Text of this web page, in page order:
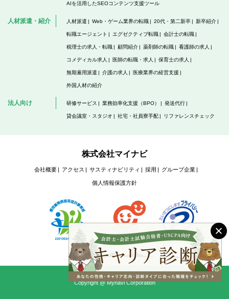
AIを活用したSEOコンテンツ支援ツール
人材派遣・紹介 人材派遣 Web・ゲーム業界の転職 20代・第二新卒 新卒紹介
転職エージェント エグゼクティブ転職 会計士の転職
税理士の求人・転職 顧問紹介 薬剤師の転職 看護師の求人
コメディカル求人 医師の転職・求人 保育士の求人
無期雇用派遣 介護の求人 医療業界の経営支援
外国人材の紹介
法人向け 研修サービス 業務効率化支援（BPO） 発送代行
貸会議室・スタジオ 社宅・社員寮手配 リファレンスチェック
株式会社マイナビ
会社概要 アクセス サスティナビリティ 採用 グループ企業
個人情報保護方針
Copyright @ Mynavi Corporation